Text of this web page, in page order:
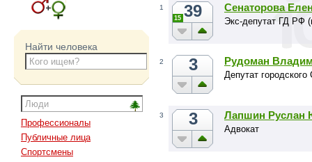
Найти человека
Профессионалы
Публичные лица
Спортсмены
1 39
15
Сенаторова
Экс-депутат ГД РФ
2 3 Рудоман
Депутат
3 3 Лапшин Руслан
Адвокат